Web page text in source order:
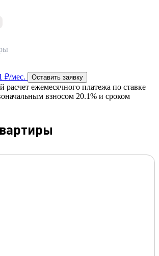
₽/мес. Оставить заявку
расчет ежемесячного платежа по ставке
взносом 20.1% и сроком